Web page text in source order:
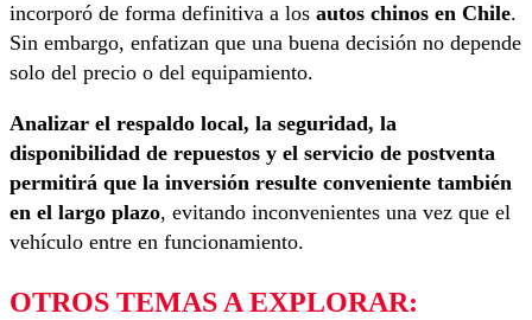
incorporó de forma definitiva a los autos chinos en Chile.
Sin embargo, enfatizan que una buena decisión no depende
solo del precio o del equipamiento.
Analizar el respaldo local, la seguridad, la
disponibilidad de repuestos y el servicio de postventa
permitirá que la inversión resulte conveniente también
en el largo plazo, evitando inconvenientes una vez que el
vehículo entre en funcionamiento.
OTROS TEMAS A EXPLORAR: